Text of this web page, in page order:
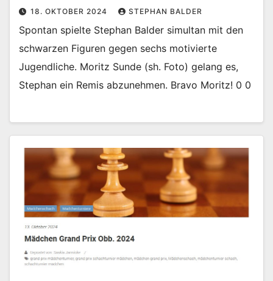
18. OKTOBER 2024 STEPHAN BALDER
Spontan spielte Stephan Balder simultan mit den
schwarzen Figuren gegen sechs motivierte
Jugendliche. Moritz Sunde (sh. Foto) gelang es,
Stephan ein Remis abzunehmen. Bravo Moritz! 0 0